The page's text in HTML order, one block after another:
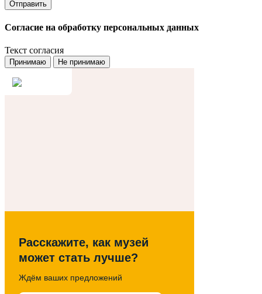
Согласие на обработку персональных данных
Текст согласия
Принимаю Не принимаю
Расскажите, как музей
может стать лучше?
Ждём ваших предложений